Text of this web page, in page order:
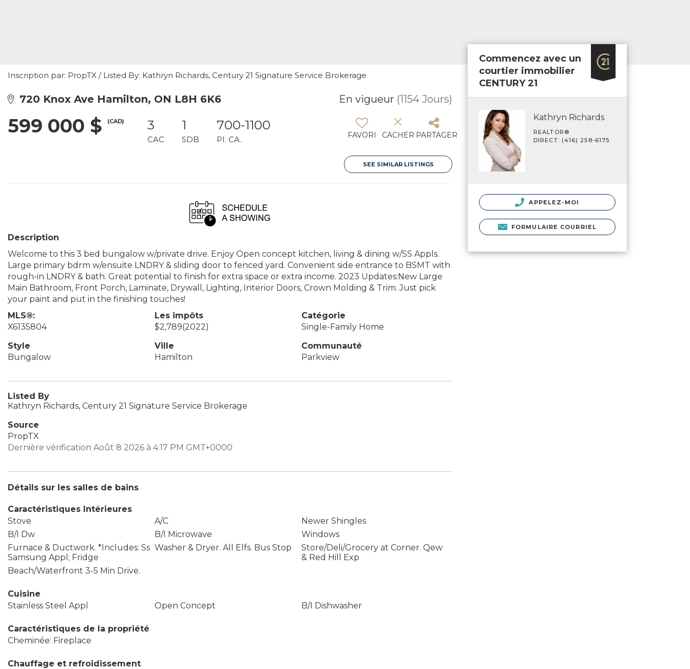
Inscription par: PropTX / Listed By: Kathryn Richards, Century 21 Signature Service Brokerage
720 Knox Ave Hamilton, ON L8H 6K6 En vigueur (1154 Jours)
599 000 $ (CAD) 3
CAC
1
SDB
700-1100
PI. CA. FAVORI CACHER PARTAGER
SEE SIMILAR LISTINGS
Description
Welcome to this 3 bed bungalow w/private drive. Enjoy Open concept kitchen, living & dining w/SS Appls.
Large primary bdrm w/ensuite LNDRY & sliding door to fenced yard. Convenient side entrance to BSMT with
rough-in LNDRY & bath. Great potential to finish for extra space or extra income. 2023 Updates:New Large
Main Bathroom, Front Porch, Laminate, Drywall, Lighting, Interior Doors, Crown Molding & Trim. Just pick
your paint and put in the finishing touches!
MLS®:
X6135804
Les impôts
$2,789(2022)
Catégorie
Single-Family Home
Style
Bungalow
Ville
Hamilton
Communauté
Parkview
Listed By
Kathryn Richards, Century 21 Signature Service Brokerage
Source
PropTX
Dernière vérification Août 8 2026 à 4:17 PM GMT+0000
Détails sur les salles de bains
Caractéristiques Intérieures
Stove
A/C
Newer Shingles
B/I Dw
B/I Microwave
Windows
Furnace & Ductwork. *Includes: Ss
Samsung Appl; Fridge
Washer & Dryer. All Elfs. Bus Stop
Store/Deli/Grocery at Corner. Qew
& Red Hill Exp
Beach/Waterfront 3-5 Min Drive.
Cuisine
Stainless Steel Appl
Open Concept B/I Dishwasher
Caractéristiques de la propriété
Cheminée: Fireplace
Chauffage et refroidissement
Commencez avec un
courtier immobilier
CENTURY 21
Kathryn Richards
REALTOR®️
DIRECT: (416) 258-6175
APPELEZ-MOI
FORMULAIRE COURRIEL